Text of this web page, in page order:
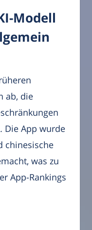
Modell
ab, die
Die App wurde
chinesische
was zu
App-Rankings